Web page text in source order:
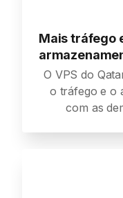
Mais tráfego
O VPS do
o tráfego e o
com as